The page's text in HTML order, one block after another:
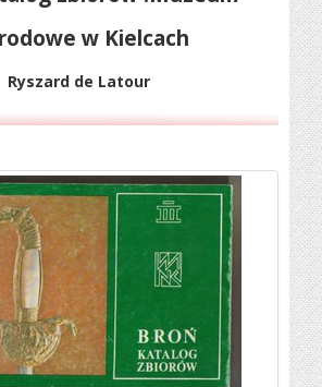
w Kielcach
Ryszard de Latour